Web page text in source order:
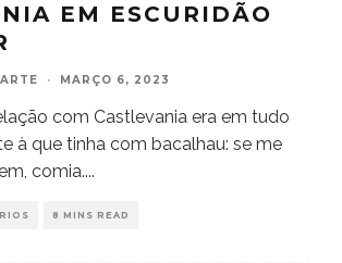
EM ESCURIDÃO
· MARÇO 6, 2023
com Castlevania era em tudo
à que tinha com bacalhau: se me
comia....
8 MINS READ